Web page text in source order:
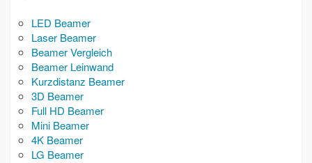
LED Beamer
Laser Beamer
Beamer Vergleich
Beamer Leinwand
Kurzdistanz Beamer
3D Beamer
Full HD Beamer
Mini Beamer
4K Beamer
LG Beamer